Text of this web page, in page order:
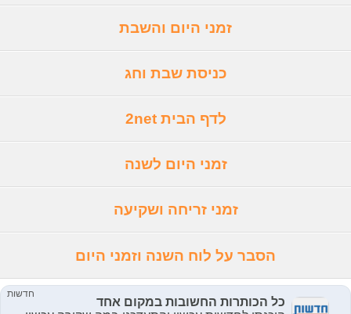
זמני היום והשבת
כניסת שבת וחג
לדף הבית 2net
זמני היום לשנה
זמני זריחה ושקיעה
הסבר על לוח השנה וזמני היום